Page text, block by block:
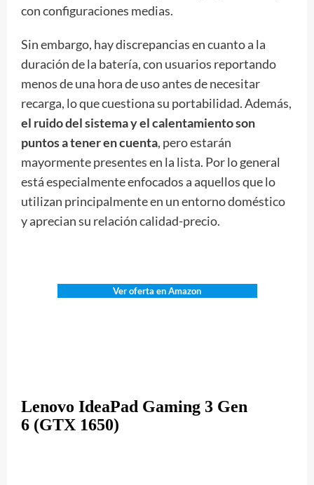
con configuraciones medias.
Sin embargo, hay discrepancias en cuanto a la
duración de la batería, con usuarios reportando
menos de una hora de uso antes de necesitar
recarga, lo que cuestiona su portabilidad. Además,
el ruido del sistema y el calentamiento son
puntos a tener en cuenta, pero estarán
mayormente presentes en la lista. Por lo general
está especialmente enfocados a aquellos que lo
utilizan principalmente en un entorno doméstico
y aprecian su relación calidad-precio.
Ver oferta en Amazon
Lenovo IdeaPad Gaming 3 Gen
6 (GTX 1650)